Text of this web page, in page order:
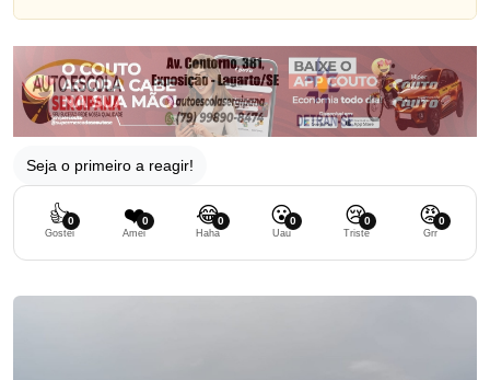
Seja o primeiro a reagir!
👍0
Gostei
❤️0
Amei
😂0
Haha
😮0
Uau
😢0
Triste
😡0
Grr